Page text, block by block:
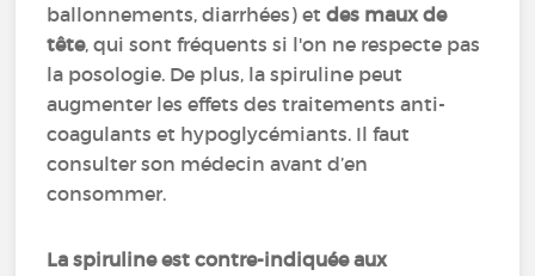
ballonnements, diarrhées) etdes maux de
tête, qui sont fréquents si l'on ne respecte pas
la posologie. De plus, la spiruline peut
augmenter les effets des traitements anti-
coagulants et hypoglycémiants. Il faut
consulter son médecin avant d’en
consommer.
La spiruline est contre-indiquée aux